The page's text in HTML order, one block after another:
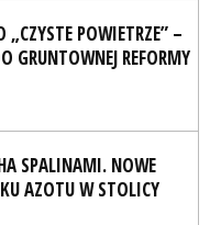
POWIETRZE” –
GRUNTOWNEJ REFORMY
SPALINAMI. NOWE
AZOTU W STOLICY